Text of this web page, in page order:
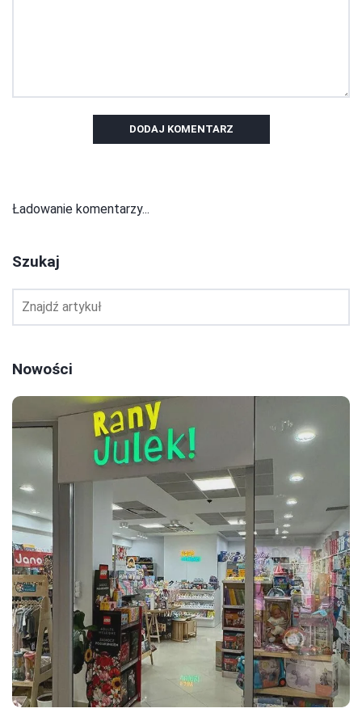
DODAJ KOMENTARZ
Ładowanie komentarzy...
Szukaj
Nowości